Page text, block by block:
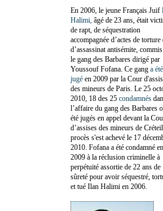
En 2006, le jeune Français Juif
Halimi, âgé de 23 ans, était
de rapt, de séquestration
accompagnée d’actes de torture
d’assassinat antisémite,
le gang des Barbares dirigé par
Youssouf Fofana. Ce gang a été
jugé en 2009 par la Cour
des mineurs de Paris. Le 25
2010, 18 des 25 condamnés
l’affaire du gang des Barbares
été jugés en appel devant la
d’assises des mineurs de
procès s'est achevé le 17
2010. Fofana a été condamné en
2009 à la réclusion criminelle à
perpétuité assortie de 22 ans de
sûreté pour avoir séquestré,
et tué Ilan Halimi en 2006.